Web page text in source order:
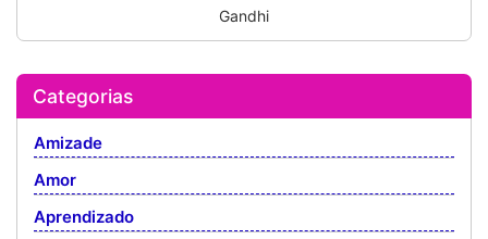
Gandhi
Categorias
Amizade
Amor
Aprendizado